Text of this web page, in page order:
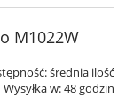
M1022W
średnia ilość
Wysyłka w:48 godzin